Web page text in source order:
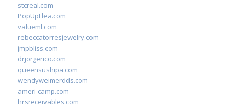
stcreal.com
PopUpFlea.com
valueml.com
rebeccatorresjewelry.com
jmpbliss.com
drjorgerico.com
queensushipa.com
wendyweimerdds.com
ameri-camp.com
hrsreceivables.com